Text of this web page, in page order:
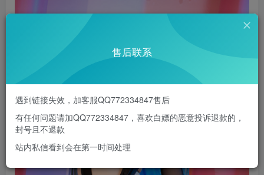
售后联系
遇到链接失效，加客服QQ772334847售后
有任何问题请加QQ772334847，喜欢白嫖的恶意投诉退款的，
封号且不退款
站内私信看到会在第一时间处理